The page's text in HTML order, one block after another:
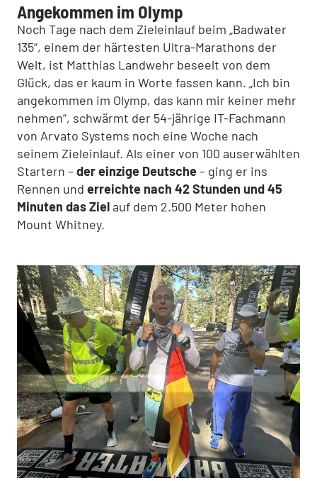
Angekommen im Olymp
Noch Tage nach dem Zieleinlauf beim „Badwater
135“, einem der härtesten Ultra-Marathons der
Welt, ist Matthias Landwehr beseelt von dem
Glück, das er kaum in Worte fassen kann. „Ich bin
angekommen im Olymp, das kann mir keiner mehr
nehmen“, schwärmt der 54-jährige IT-Fachmann
von Arvato Systems noch eine Woche nach
seinem Zieleinlauf. Als einer von 100 auserwählten
Startern –der einzige Deutsche– ging er ins
Rennen und erreichte nach 42 Stunden und 45
Minuten das Zielauf dem 2.500 Meter hohen
Mount Whitney.